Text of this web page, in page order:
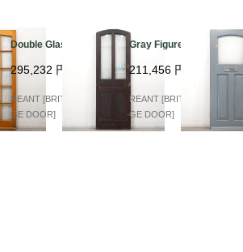
Double Glass Arch
295,232 円
REANT [BRITISH VINTA
GE DOOR]
Gray Figured Glass
211,456 円
REANT [BRITISH VINTA
GE DOOR]